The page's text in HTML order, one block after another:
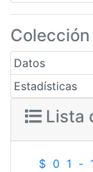
Colección
Datos
Estadísticas
Lista
$ 0 1 -